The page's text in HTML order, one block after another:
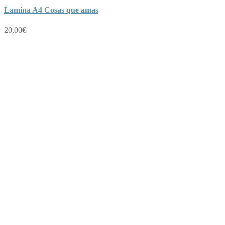
Lamina A4 Cosas que amas
20,00€